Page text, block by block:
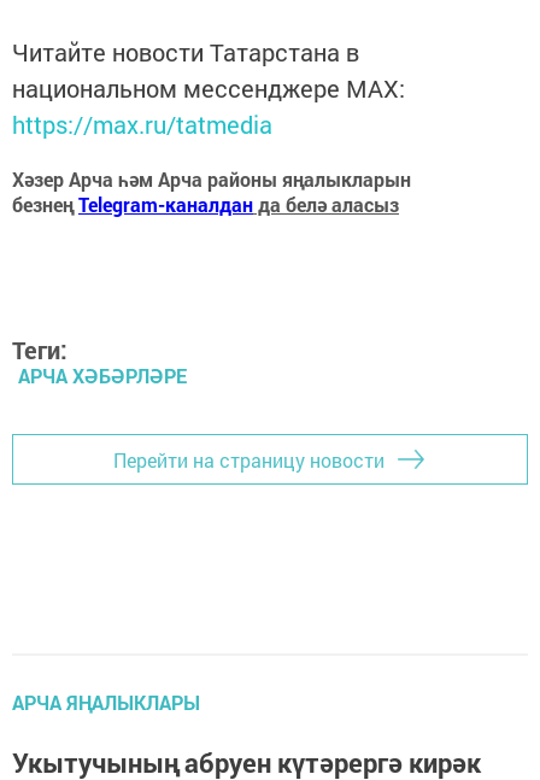
Читайте новости Татарстана в
национальном мессенджере MАХ:
https://max.ru/tatmedia
Хәзер Арча һәм Арча районы яңалыкларын
безнеңTelegram-каналданда белә аласыз
Теги:
АРЧА ХӘБӘРЛӘРЕ
Перейти на страницу новости
АРЧА ЯҢАЛЫКЛАРЫ
Укытучының абруен күтәрергә кирәк